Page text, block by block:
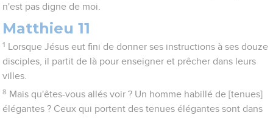
n'est pas digne de moi.
Matthieu 11
1
Lorsque Jésus eut fini de donner ses instructions à ses douze
disciples, il partit de là pour enseigner et prêcher dans leurs
villes.
8 Mais qu'êtes-vous allés voir ? Un homme habillé de [tenues]
élégantes ? Ceux qui portent des tenues élégantes sont dans